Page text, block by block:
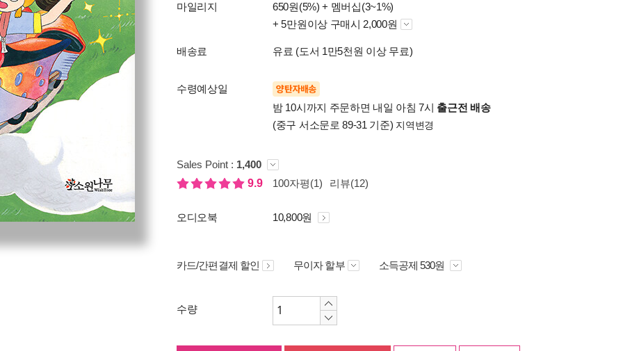
마일리지 650원(5%) + 멤버십(3~1%)
+ 5만원이상 구매시 2,000원
배송료 유료 (도서 1만5천원 이상 무료)
수령예상일 양탄자배송
밤 10시까지 주문하면 내일 아침 7시 출근전 배송
(중구 서소문로 89-31 기준) 지역변경
Sales Point : 1,400
9.9
100자평(1) 리뷰(12)
오디오북 10,800원
카드/간편결제 할인 무이자 할부 소득공제 530원
수량